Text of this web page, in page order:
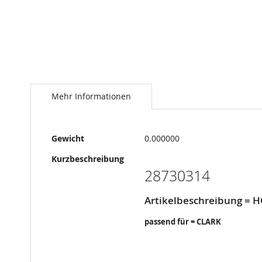
zum
AnfangMehr Informationen
Mehr
Informationen
Gewicht
0.000000
Kurzbeschreibung
28730314
Artikelbeschreibung =
passend für = CLARK